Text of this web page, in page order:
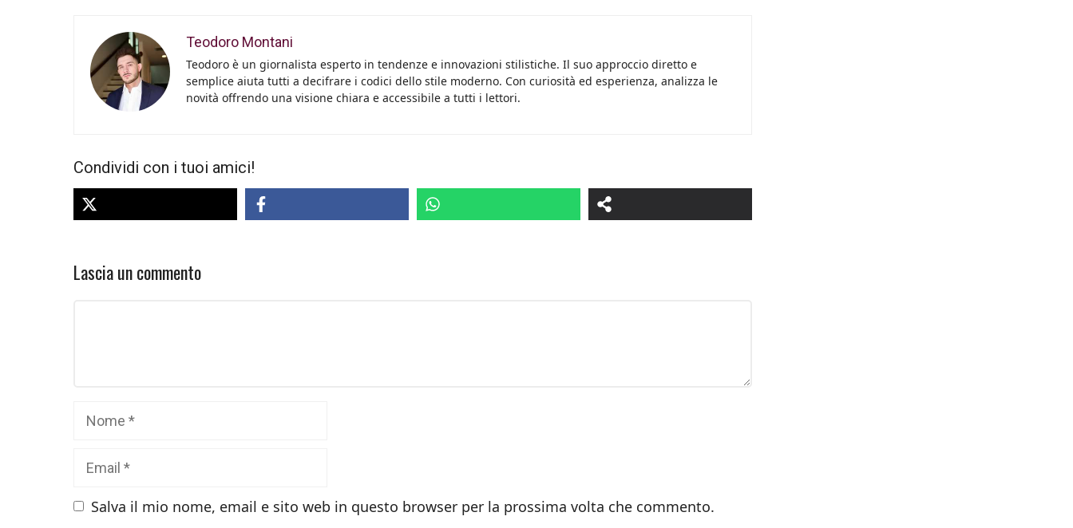
Teodoro Montani
Teodoro è un giornalista esperto in tendenze e innovazioni stilistiche. Il suo approccio diretto e
semplice aiuta tutti a decifrare i codici dello stile moderno. Con curiosità ed esperienza, analizza le
novità offrendo una visione chiara e accessibile a tutti i lettori.
Condividi con i tuoi amici!
Lascia un commento
Salva il mio nome, email e sito web in questo browser per la prossima volta che commento.